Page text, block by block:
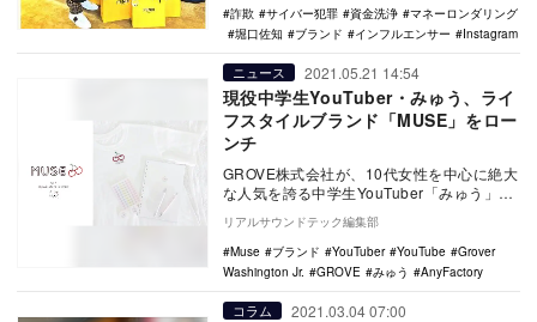
詐欺
サイバー犯罪 資金洗浄
マネーロンダリング
堀口佐知
ブランド インフルエンサー Instagram
ニュース 2021.05.21 14:54
現役中学生YouTuber・みゅう、ライ
フスタイルブランド「MUSE」をロー
ンチ
GROVE株式会社が、10代女性を中心に絶大
な人気を誇る中学生YouTuber「みゅう」と
専属マネジメント契約を締結したことを
発…
リアルサウンドテック編集部
Muse
ブランド YouTuber YouTube
Grover
Washington Jr.
GROVE みゅう AnyFactory
コラム 2021.03.04 07:00